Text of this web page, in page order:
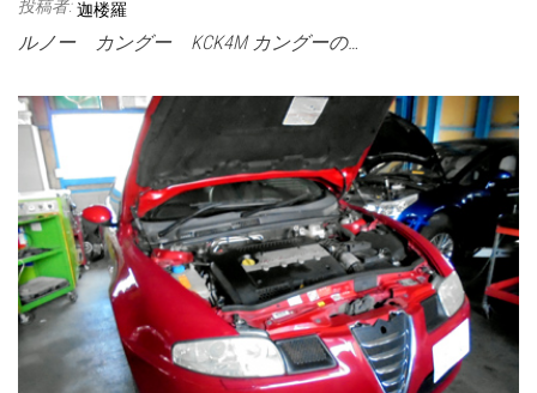
投稿者: 迦楼羅
ルノー カングー KCK4M カングーの…